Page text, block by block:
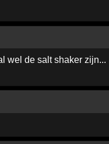
wel de salt shaker zijn...